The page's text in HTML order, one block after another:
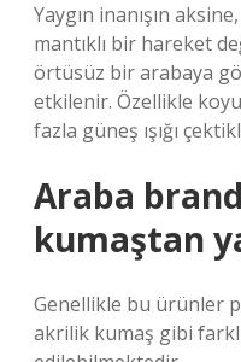
Yaygın inanışın
mantıklı bir hareket
örtüsüz bir arabaya
etkilenir. Özellikle
fazla güneş ışığı
Araba
kumaştan
Genellikle bu ürünler
akrilik kumaş gibi